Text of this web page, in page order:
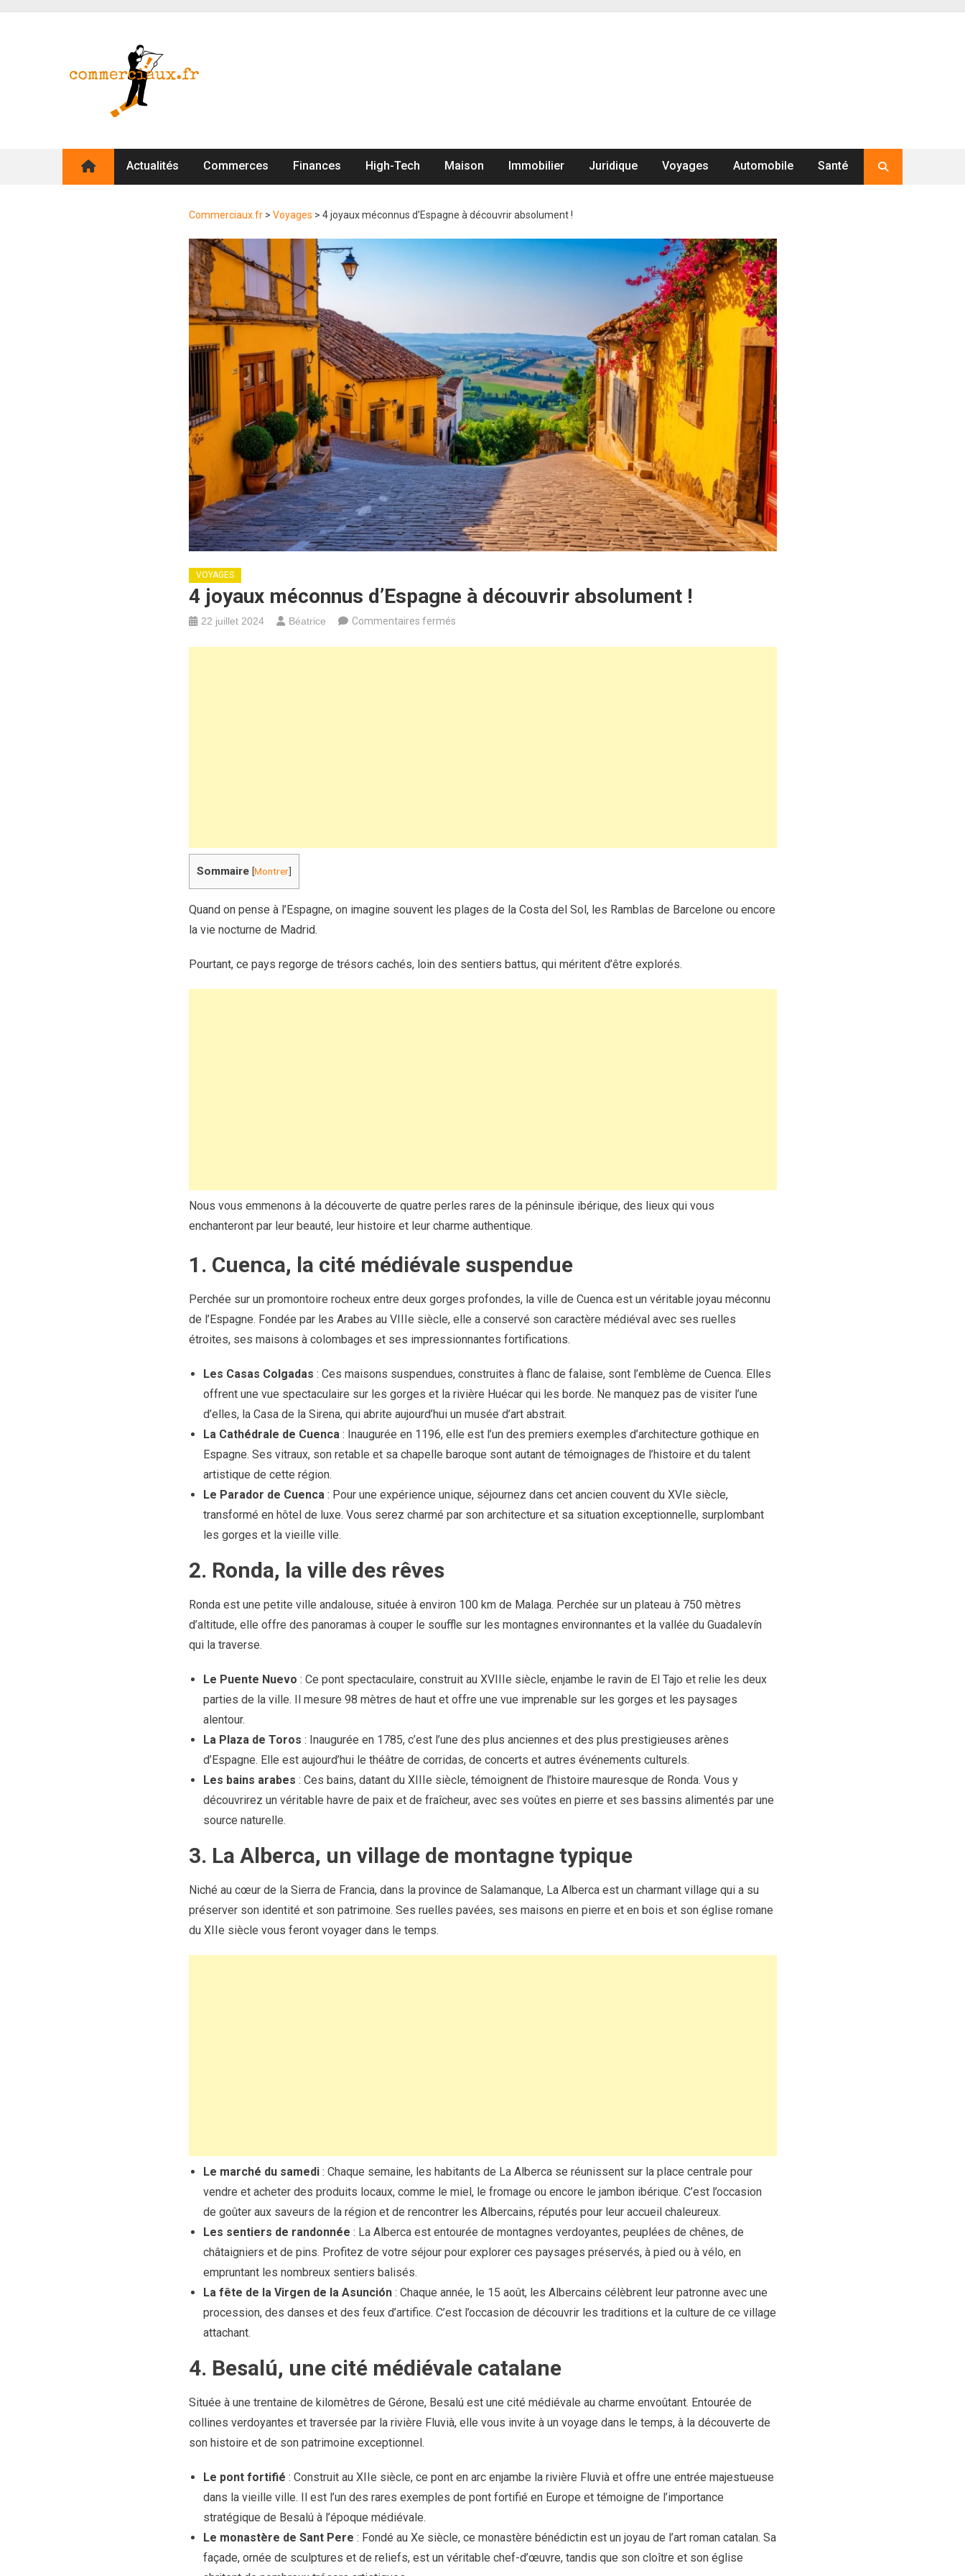
Actualités Commerces Finances High-Tech Maison Immobilier Juridique Voyages Automobile Santé
Commerciaux.fr> Voyages > 4 joyaux méconnus d’Espagne à découvrir absolument !
VOYAGES
4 joyaux méconnus d’Espagne à découvrir absolument !
22 juillet 2024 Béatrice Commentaires ferméssur
Sommaire [Montrer]
Quand on pense à l’Espagne, on imagine souvent les plages de la Costa del Sol, les Ramblas de Barcelone ou encore
la vie nocturne de Madrid.
Pourtant, ce pays regorge de trésors cachés, loin des sentiers battus, qui méritent d’être explorés.
Nous vous emmenons à la découverte de quatre perles rares de la péninsule ibérique, des lieux qui vous
enchanteront par leur beauté, leur histoire et leur charme authentique.
1. Cuenca, la cité médiévale suspendue
Perchée sur un promontoire rocheux entre deux gorges profondes, la ville de Cuenca est un véritable joyau méconnu
de l’Espagne. Fondée par les Arabes au VIIIe siècle, elle a conservé son caractère médiéval avec ses ruelles
étroites, ses maisons à colombages et ses impressionnantes fortifications.
Les Casas Colgadas : Ces maisons suspendues, construites à flanc de falaise, sont l’emblème de Cuenca. Elles
offrent une vue spectaculaire sur les gorges et la rivière Huécar qui les borde. Ne manquez pas de visiter l’une
d’elles, la Casa de la Sirena, qui abrite aujourd’hui un musée d’art abstrait.
La Cathédrale de Cuenca : Inaugurée en 1196, elle est l’un des premiers exemples d’architecture gothique en
Espagne. Ses vitraux, son retable et sa chapelle baroque sont autant de témoignages de l’histoire et du talent
artistique de cette région.
Le Parador de Cuenca : Pour une expérience unique, séjournez dans cet ancien couvent du XVIe siècle,
transformé en hôtel de luxe. Vous serez charmé par son architecture et sa situation exceptionnelle, surplombant
les gorges et la vieille ville.
2. Ronda, la ville des rêves
Ronda est une petite ville andalouse, située à environ 100 km de Malaga. Perchée sur un plateau à 750 mètres
d’altitude, elle offre des panoramas à couper le souffle sur les montagnes environnantes et la vallée du Guadalevín
qui la traverse.
Le Puente Nuevo : Ce pont spectaculaire, construit au XVIIIe siècle, enjambe le ravin de El Tajo et relie les deux
parties de la ville. Il mesure 98 mètres de haut et offre une vue imprenable sur les gorges et les paysages
alentour.
La Plaza de Toros : Inaugurée en 1785, c’est l’une des plus anciennes et des plus prestigieuses arènes
d’Espagne. Elle est aujourd’hui le théâtre de corridas, de concerts et autres événements culturels.
Les bains arabes : Ces bains, datant du XIIIe siècle, témoignent de l’histoire mauresque de Ronda. Vous y
découvrirez un véritable havre de paix et de fraîcheur, avec ses voûtes en pierre et ses bassins alimentés par une
source naturelle.
3. La Alberca, un village de montagne typique
Niché au cœur de la Sierra de Francia, dans la province de Salamanque, La Alberca est un charmant village qui a su
préserver son identité et son patrimoine. Ses ruelles pavées, ses maisons en pierre et en bois et son église romane
du XIIe siècle vous feront voyager dans le temps.
Le marché du samedi: Chaque semaine, les habitants de La Alberca se réunissent sur la place centrale pour
vendre et acheter des produits locaux, comme le miel, le fromage ou encore le jambon ibérique. C’est l’occasion
de goûter aux saveurs de la région et de rencontrer les Albercains, réputés pour leur accueil chaleureux.
Les sentiers de randonnée : La Alberca est entourée de montagnes verdoyantes, peuplées de chênes, de
châtaigniers et de pins. Profitez de votre séjour pour explorer ces paysages préservés, à pied ou à vélo, en
empruntant les nombreux sentiers balisés.
La fête de la Virgen de la Asunción: Chaque année, le 15 août, les Albercains célèbrent leur patronne avec une
procession, des danses et des feux d’artifice. C’est l’occasion de découvrir les traditions et la culture de ce village
attachant.
4. Besalú, une cité médiévale catalane
Située à une trentaine de kilomètres de Gérone, Besalú est une cité médiévale au charme envoûtant. Entourée de
collines verdoyantes et traversée par la rivière Fluvià, elle vous invite à un voyage dans le temps, à la découverte de
son histoire et de son patrimoine exceptionnel.
Le pont fortifié : Construit au XIIe siècle, ce pont en arc enjambe la rivière Fluvià et offre une entrée majestueuse
dans la vieille ville. Il est l’un des rares exemples de pont fortifié en Europe et témoigne de l’importance
stratégique de Besalú à l’époque médiévale.
Le monastère de Sant Pere : Fondé au Xe siècle, ce monastère bénédictin est un joyau de l’art roman catalan. Sa
façade, ornée de sculptures et de reliefs, est un véritable chef-d’œuvre, tandis que son cloître et son église